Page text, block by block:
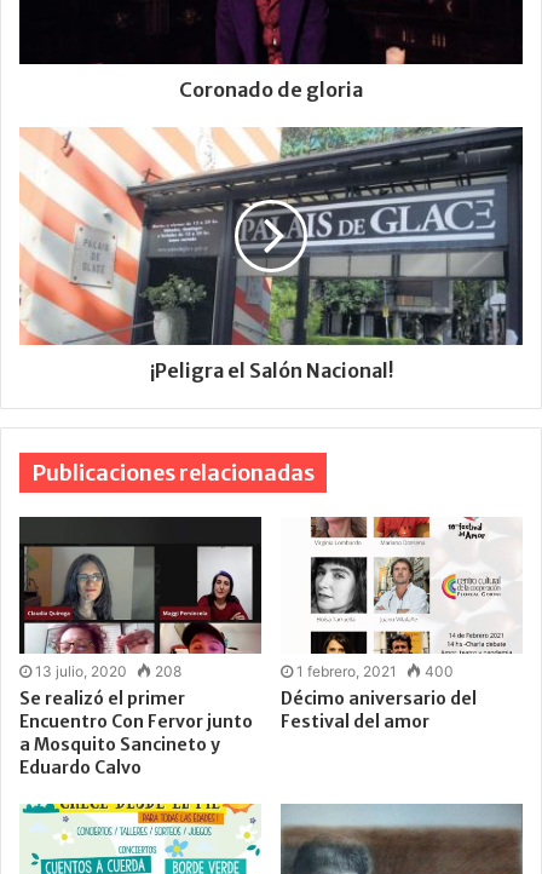
Coronado de gloria
¡Peligra el Salón Nacional!
Publicaciones relacionadas
13 julio, 2020 208
Se realizó el primer
Encuentro Con Fervor junto
a Mosquito Sancineto y
Eduardo Calvo
1 febrero, 2021 400
Décimo aniversario del
Festival del amor